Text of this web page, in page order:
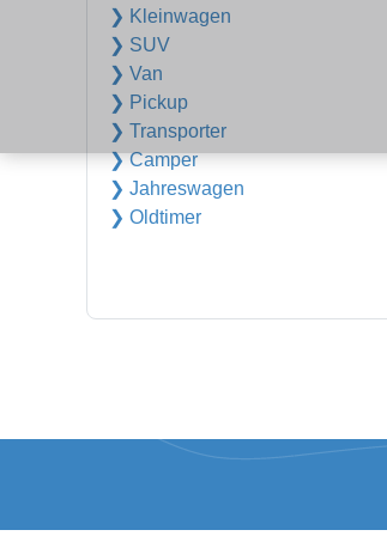
❯ Kleinwagen
❯ SUV
❯ Van
❯ Pickup
❯ Transporter
❯ Camper
❯ Jahreswagen
❯ Oldtimer